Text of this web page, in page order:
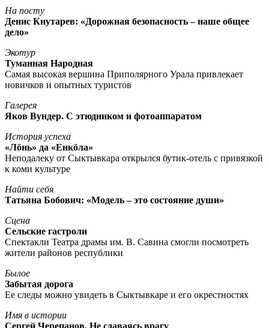
На посту
Денис Кнутарев: «Дорожная безопасность – наше общее
дело»
Экотур
Туманная Народная
Самая высокая вершина Приполярного Урала привлекает
новичков и опытных туристов
Галерея
Яков Вундер. С этюдником и фотоаппаратом
История успеха
«Лöнь» да «Енкöла»
Неподалеку от Сыктывкара открылся бутик-отель с привязкой
к коми культуре
Найти себя
Татьяна Бобович: «Модель – это состояние души»
Сцена
Сельские гастроли
Спектакли Театра драмы им. В. Савина смогли посмотреть
жители районов республики
Былое
Забытая дорога
Ее следы можно увидеть в Сыктывкаре и его окрестностях
Имя в истории
Сергей Черепанов. Не сдаваясь врагу